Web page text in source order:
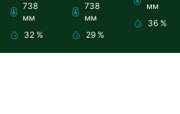
738
мм
32 %
738
мм
29 %
мм
36 %